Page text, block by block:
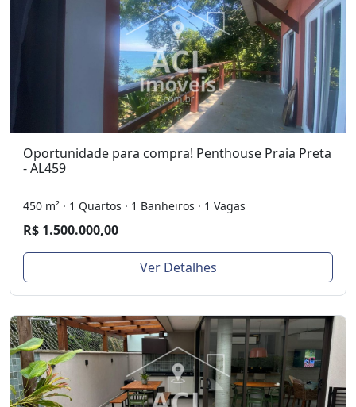
Oportunidade para compra! Penthouse Praia Preta
- AL459
450 m² · 1 Quartos · 1 Banheiros · 1 Vagas
R$ 1.500.000,00
Ver Detalhes